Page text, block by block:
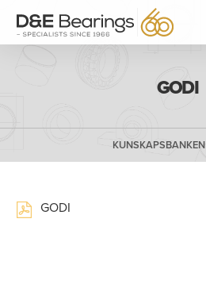
GODI
KUNSKAPSBANKEN
GODI